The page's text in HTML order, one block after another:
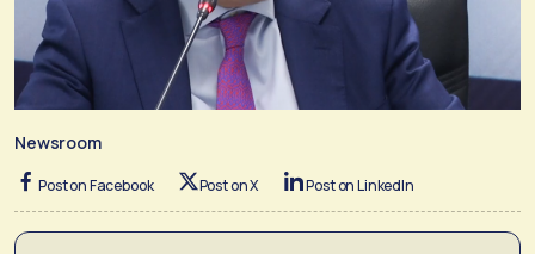
Newsroom
Post on Facebook Post on X Post on LinkedIn